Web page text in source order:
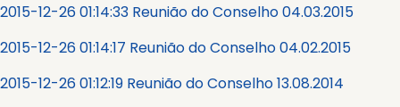
2015-12-26 01:14:33 Reunião do Conselho 04.03.2015
2015-12-26 01:14:17 Reunião do Conselho 04.02.2015
2015-12-26 01:12:19 Reunião do Conselho 13.08.2014